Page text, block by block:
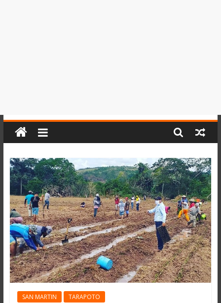
SAN MARTIN TARAPOTO